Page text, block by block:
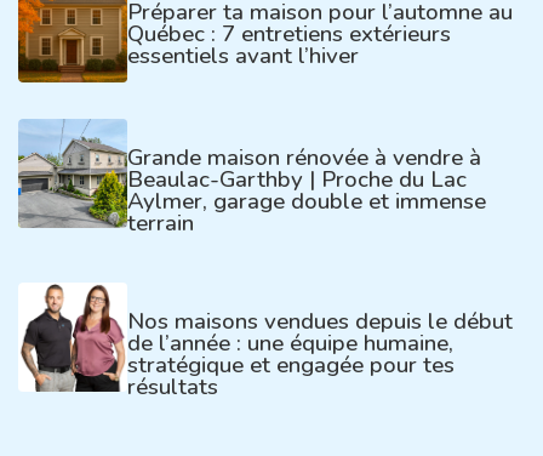
Préparer ta maison pour l’automne au
Québec : 7 entretiens extérieurs
essentiels avant l’hiver​
Grande maison rénovée à vendre à
Beaulac-Garthby | Proche du Lac
Aylmer, garage double et immense
terrain
Nos maisons vendues depuis le début
de l’année : une équipe humaine,
stratégique et engagée pour tes
résultats